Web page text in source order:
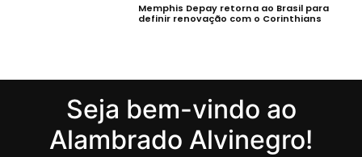
Memphis Depay retorna ao Brasil para
definir renovação com o Corinthians
Seja bem-vindo ao
Alambrado Alvinegro!